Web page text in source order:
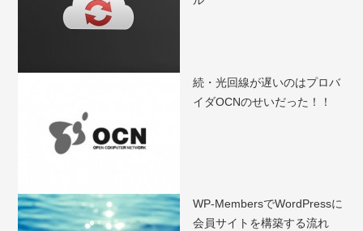
続・光回線が遅いのはプロバ
イダOCNのせいだった！！
WP-MembersでWordPressに
会員サイトを構築する流れ